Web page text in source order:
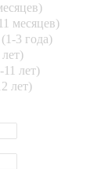
месяцев)
3 года)
лет)
лет)